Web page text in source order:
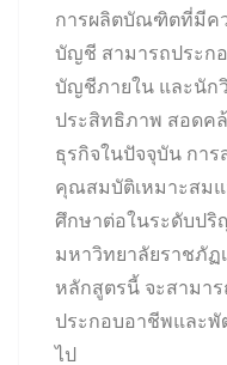
การผลิตบัณฑิตที่มีค
บัญชี สามารถประก
บัญชีภายใน และนักวิ
ประสิทธิภาพ สอดค
ธุรกิจในปัจจุบัน กา
คุณสมบัติเหมาะสม
ศึกษาต่อในระดับป
มหาวิทยาลัยราชภั
หลักสูตรนี้ จะสามา
ประกอบอาชีพและ
ไป